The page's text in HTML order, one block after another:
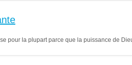
pour la plupart parce que la puissance de